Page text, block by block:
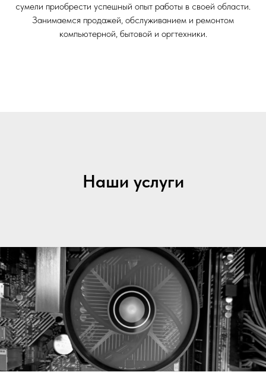
сумели приобрести успешный опыт работы в своей области.
Занимаемся продажей, обслуживанием и ремонтом
компьютерной, бытовой и оргтехники.
Наши услуги